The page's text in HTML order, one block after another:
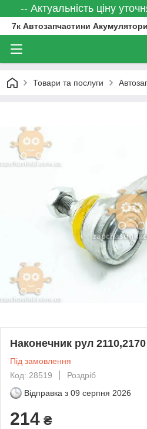
-- Актуальність ціну
7к Автозапчастини Акумулятори
Товари та послуги
Наконечник рул
Під замовлення
Код: 28519
Роздріб
Відправка з 09 серпня 2026
214 ₴